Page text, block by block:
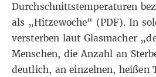
Durchschnittstemperaturen
als „Hitzewoche“ (PDF). In
versterben laut Glasmacher
Menschen, die Anzahl an
deutlich, an einzelnen, heißen